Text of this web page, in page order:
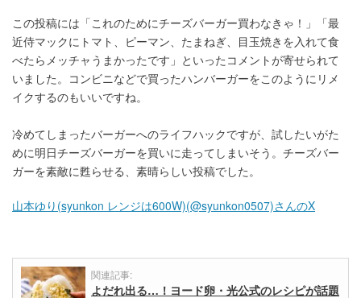
この投稿には「これのためにチーズバーガー買わなきゃ！」「最
近侍マックにトマト、ピーマン、たまねぎ、目玉焼きを入れて食
べたらメッチャうまかったです」といったコメントが寄せられて
いました。コンビニなどで買ったハンバーガーをこのようにリメ
イクするのもいいですね。
冷めてしまったバーガーへのライフハックですが、試したいがた
めに明日チーズバーガーを買いに走ってしまいそう。チーズバー
ガーを素敵に甦らせる、素晴らしい投稿でした。
山本ゆり(syunkon レンジは600W)(@syunkon0507)さんのX
関連記事:
よだれ出る…！ヨード卵・光公式のレシピが話題